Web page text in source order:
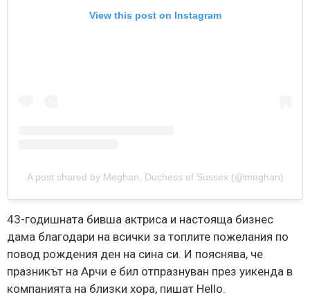
View this post on Instagram
A post shared by Meghan, Duchess of Sussex (@meghan)
43-годишната бивша актриса и настояща бизнес
дама благодари на всички за топлите пожелания по
повод рождения ден на сина си. И пояснява, че
празникът на Арчи е бил отпразнуван през уикенда в
компанията на близки хора, пишат Hello.